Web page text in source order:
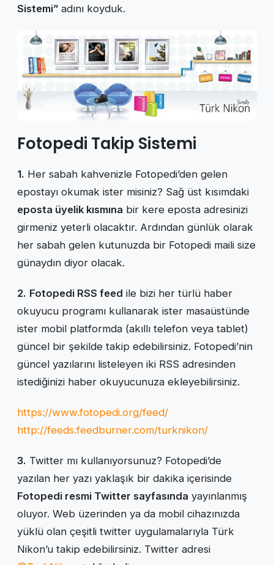
Sistemi” adını koyduk.
Fotopedi Takip Sistemi
1. Her sabah kahvenizle Fotopedi’den gelen
epostayı okumak ister misiniz? Sağ üst kısımdaki
eposta üyelik kısmına bir kere eposta adresinizi
girmeniz yeterli olacaktır. Ardından günlük olarak
her sabah gelen kutunuzda bir Fotopedi maili size
günaydın diyor olacak.
2. Fotopedi RSS feed ile bizi her türlü haber
okuyucu programı kullanarak ister masaüstünde
ister mobil platformda (akıllı telefon veya tablet)
güncel bir şekilde takip edebilirsiniz. Fotopedi’nin
güncel yazılarını listeleyen iki RSS adresinden
istediğinizi haber okuyucunuza ekleyebilirsiniz.
https://www.fotopedi.org/feed/
http://feeds.feedburner.com/turknikon/
3. Twitter mı kullanıyorsunuz? Fotopedi’de
yazılan her yazı yaklaşık bir dakika içerisinde
Fotopedi resmi Twitter sayfasında yayınlanmış
oluyor. Web üzerinden ya da mobil cihazınızda
yüklü olan çeşitli twitter uygulamalarıyla Türk
Nikon’u takip edebilirsiniz. Twitter adresi